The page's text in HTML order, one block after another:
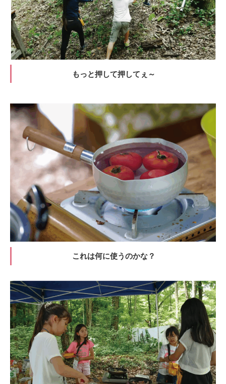
もっと押して押してぇ～
これは何に使うのかな？